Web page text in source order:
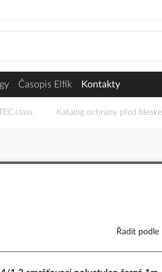
Časopis Elfík Kontakty
Katalog ochrany před
Řadit podle